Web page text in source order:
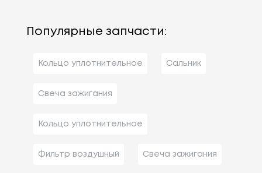
Популярные запчасти:
Кольцо уплотнительное Сальник
Свеча зажигания
Кольцо уплотнительное
Фильтр воздушный Свеча зажигания